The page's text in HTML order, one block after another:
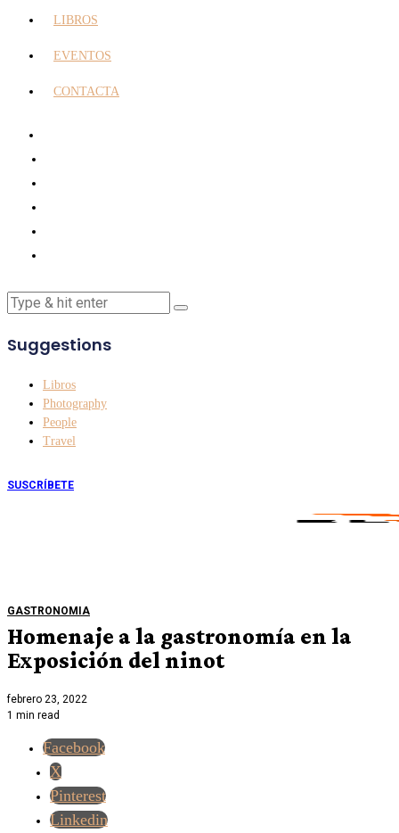
LIBROS
EVENTOS
CONTACTA
Suggestions
Libros
Photography
People
Travel
SUSCRÍBETE
GASTRONOMIA
Homenaje a la gastronomía en la
Exposición del ninot
febrero 23, 2022
1 min read
Facebook
X
Pinterest
Linkedin